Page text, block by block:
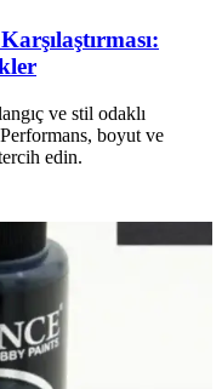
ve stil odaklı
boyut ve
edin.